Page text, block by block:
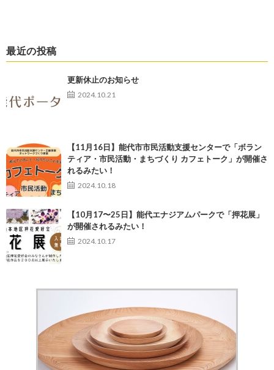
最近の投稿
更新休止のお知らせ
2024.10.21
【11月16日】能代市市民活動支援センターで「ボラン
ティア・市民活動・まちづくり カフェトーク」が開催さ
れるみたい！
2024.10.18
【10月17〜25日】能代エナジアムパークで「押花展」
が開催されるみたい！
2024.10.17